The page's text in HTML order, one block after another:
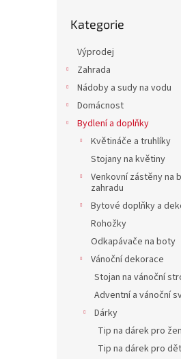
kategorie
Kategorie
Výprodej
Zahrada
Nádoby a sudy na vodu
Domácnost
Bydlení a doplňky
Květináče a truhlíky
Stojany na květiny
Venkovní zástěny na
zahradu
Bytové doplňky a
Rohožky
Odkapávače na boty
Vánoční dekorace
Stojan na vánoční
Adventní a vánoční
Dárky
Tip na dárek pro
Tip na dárek pro